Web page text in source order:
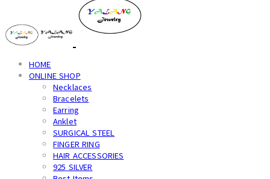
HOME
ONLINE SHOP
Necklaces
Bracelets
Earring
Anklet
SURGICAL STEEL
FINGER RING
HAIR ACCESSORIES
925 SILVER